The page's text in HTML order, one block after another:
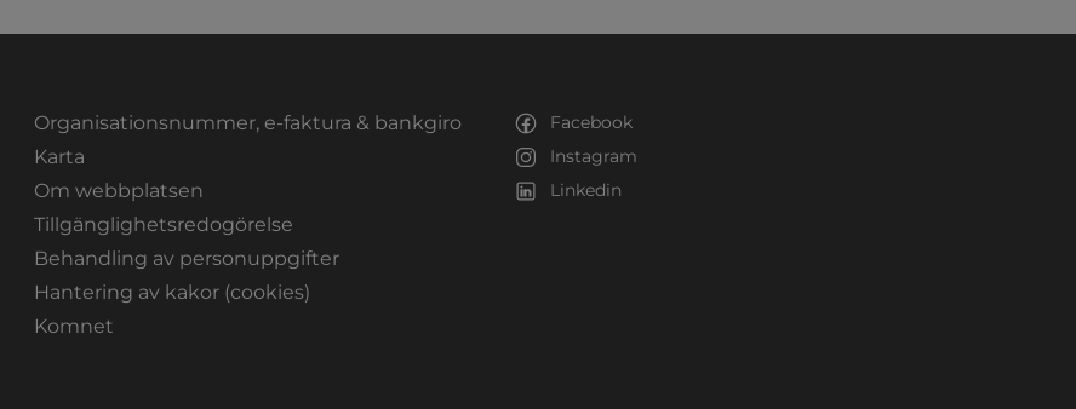
Organisationsnummer, e-faktura & bankgiro
KartaLänk till annan webbplats.
Om webbplatsen
Tillgänglighetsredogörelse
Behandling av personuppgifter
Hantering av kakor (cookies)
KomnetLänk till annan webbplats, öppnas i nytt fönster.
Facebook
Instagram
Linkedin